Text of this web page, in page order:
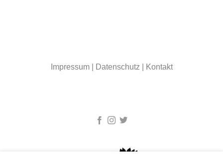
Impressum| Datenschutz Kontakt